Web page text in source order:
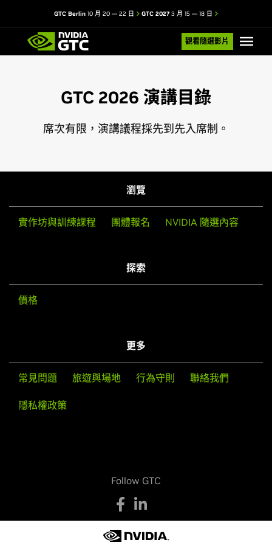
GTC Berlin 10 月 20 — 22 日 GTC 20273 月 15 — 18 日
觀看隨選影片
GTC 2026 演講目錄
席次有限，演講議程採先到先入席制。
瀏覽
實作坊與訓練課程 團體報名 NVIDIA 隨選內容
探索
價格
更多
常見問題 旅遊與場地 行為守則 聯絡我們
隱私權政策
Follow GTC